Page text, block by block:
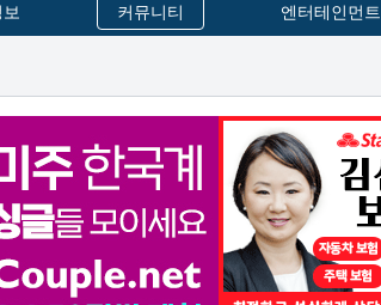
커뮤니티 엔터테인먼트